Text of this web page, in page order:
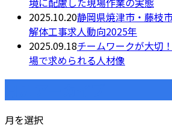
2025.10.20静岡県焼津市・藤枝
解体工事求人動向2025年
2025.09.18チームワークが大切
場で求められる人材像
月を選択